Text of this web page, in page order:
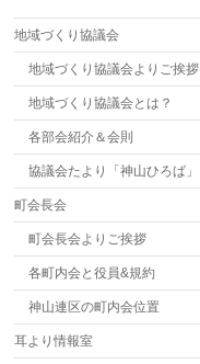
地域づくり協議会
地域づくり協議会よりご挨拶
地域づくり協議会とは？
各部会紹介＆会則
協議会たより「神山ひろば」
町会長会
町会長会よりご挨拶
各町内会と役員&規約
神山連区の町内会位置
耳より情報室